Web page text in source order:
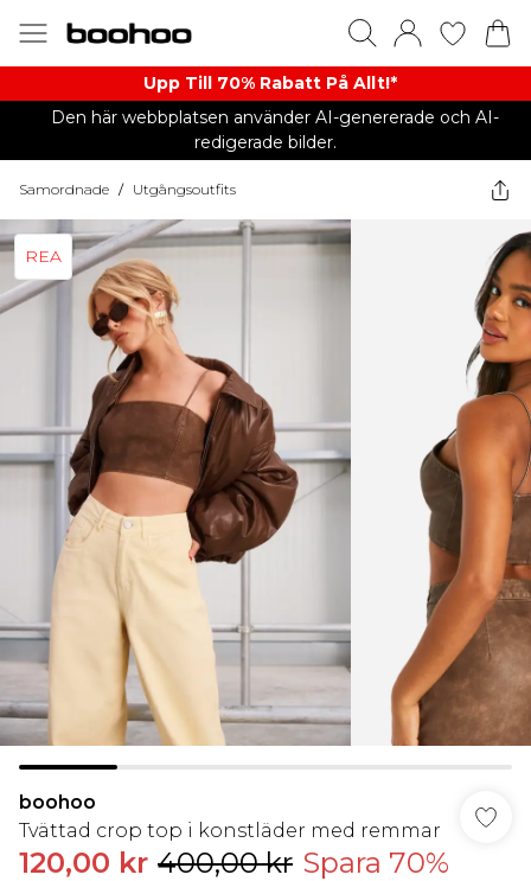
Upp Till 70% Rabatt På Allt!*
Den här webbplatsen använder AI-genererade och AI-
redigerade bilder.
Samordnade / Utgångsoutfits
REA
boohoo
Tvättad crop top i konstläder med remmar
120,00 kr 400,00 kr Spara 70%